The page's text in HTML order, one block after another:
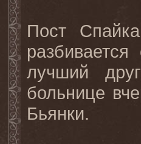
Пост
лучший
больнице
Бьянки.